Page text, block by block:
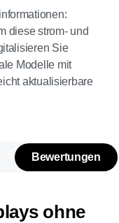
diese strom- und
Sie
Modelle mit
aktualisierbare
Bewertungen
ohne